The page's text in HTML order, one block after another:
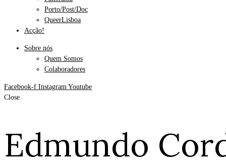
Porto/Post/Doc
QueerLisboa
Acção!
Sobre nós
Quem Somos
Colaboradores
Facebook-f Instagram Youtube
Close
Edmundo